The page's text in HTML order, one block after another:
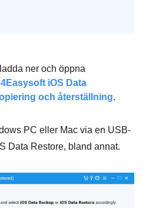
ner och öppna
4Easysoft iOS Data
och återställning.
PC eller Mac via en USB-
Data Restore, bland annat.